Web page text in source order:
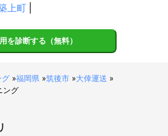
町
霧島市 いちき串木野市
水市
上町
を診断する（無料）
グ »福岡県 »筑後市 »大倖運送 »
ング